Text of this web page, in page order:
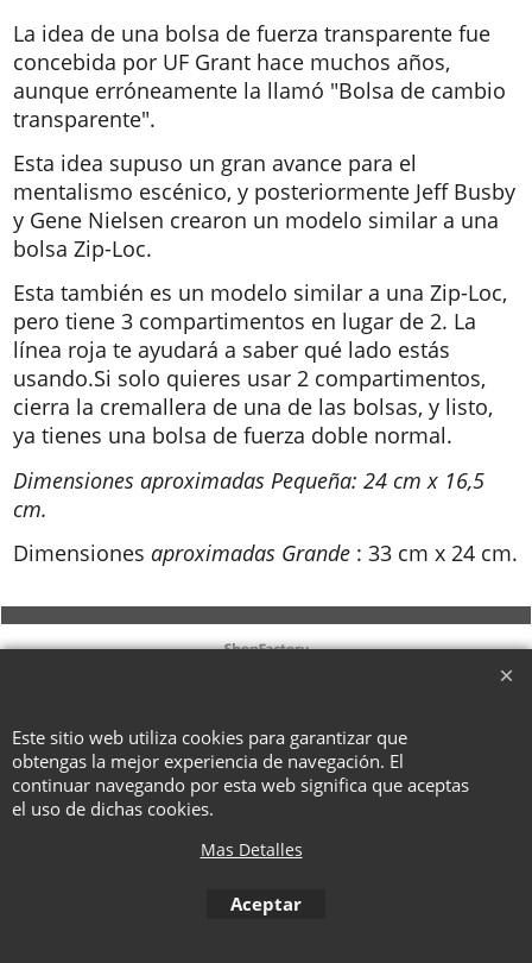
La idea de una bolsa de fuerza transparente fue
concebida por UF Grant hace muchos años,
aunque erróneamente la llamó "Bolsa de cambio
transparente".
Esta idea supuso un gran avance para el
mentalismo escénico, y posteriormente Jeff Busby
y Gene Nielsen crearon un modelo similar a una
bolsa Zip-Loc.
Esta también es un modelo similar a una Zip-Loc,
pero tiene 3 compartimentos en lugar de 2. La
línea roja te ayudará a saber qué lado estás
usando.Si solo quieres usar 2 compartimentos,
cierra la cremallera de una de las bolsas, y listo,
ya tienes una bolsa de fuerza doble normal.
Dimensiones aproximadas Pequeña: 24 cm x 16,5
cm.
Dimensiones aproximadas Grande : 33 cm x 24 cm.
To create online store ShopFactory eCommerce software was used.
Este sitio web utiliza cookies para garantizar que
obtengas la mejor experiencia de navegación. El
continuar navegando por esta web significa que aceptas
el uso de dichas cookies.
Mas Detalles
Aceptar